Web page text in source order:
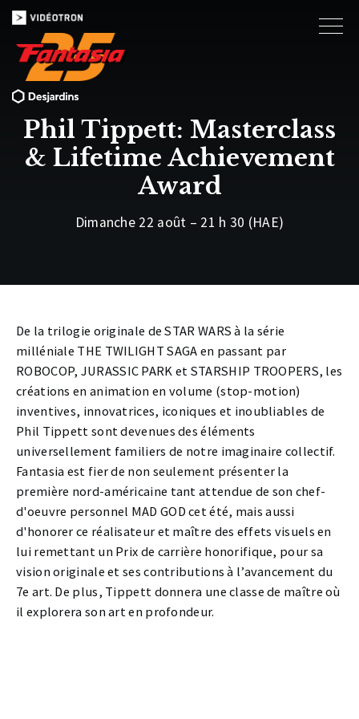
Phil Tippett: Masterclass
& Lifetime Achievement
Award
Dimanche 22 août – 21 h 30 (HAE)
De la trilogie originale de STAR WARS à la série
milléniale THE TWILIGHT SAGA en passant par
ROBOCOP, JURASSIC PARK et STARSHIP TROOPERS, les
créations en animation en volume (stop-motion)
inventives, innovatrices, iconiques et inoubliables de
Phil Tippett sont devenues des éléments
universellement familiers de notre imaginaire collectif.
Fantasia est fier de non seulement présenter la
première nord-américaine tant attendue de son chef-
d'oeuvre personnel MAD GOD cet été, mais aussi
d'honorer ce réalisateur et maître des effets visuels en
lui remettant un Prix de carrière honorifique, pour sa
vision originale et ses contributions à l’avancement du
7e art. De plus, Tippett donnera une classe de maître où
il explorera son art en profondeur.